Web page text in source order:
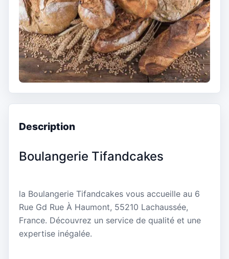
Description
Boulangerie Tifandcakes
la Boulangerie Tifandcakes vous accueille au 6
Rue Gd Rue À Haumont, 55210 Lachaussée,
France. Découvrez un service de qualité et une
expertise inégalée.